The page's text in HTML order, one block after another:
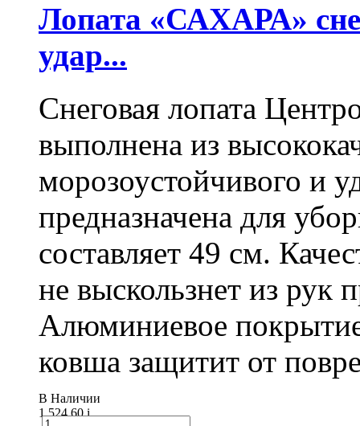
Лопата «САХАРА»
удар...
Снеговая лопата
выполнена из
морозоустойчивого и
предназначена для
составляет 49 см.
не выскользнет из рук
Алюминиевое
ковша защитит от
В Наличии
1 524.60i